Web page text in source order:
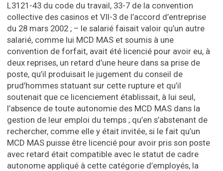
L3121-43 du code du travail, 33-7 de la convention
collective des casinos et VII-3 de l’accord d’entreprise
du 28 mars 2002 ; – le salarié faisait valoir qu’un autre
salarié, comme lui MCD MAS et soumis à une
convention de forfait, avait été licencié pour avoir eu, à
deux reprises, un retard d’une heure dans sa prise de
poste, qu’il produisait le jugement du conseil de
prud’hommes statuant sur cette rupture et qu’il
soutenait que ce licenciement établissait, à lui seul,
l’absence de toute autonomie des MCD MAS dans la
gestion de leur emploi du temps ; qu’en s’abstenant de
rechercher, comme elle y était invitée, si le fait qu’un
MCD MAS puisse être licencié pour avoir pris son poste
avec retard était compatible avec le statut de cadre
autonome appliqué à cette catégorie d’employés, la